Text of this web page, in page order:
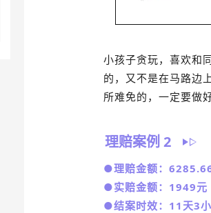
小孩子贪玩，喜欢和
的，又不是在马路边
所难免的，一定要做
理赔案例 2
●理赔金额：
●实赔金额：1949元
●结案时效：11天3